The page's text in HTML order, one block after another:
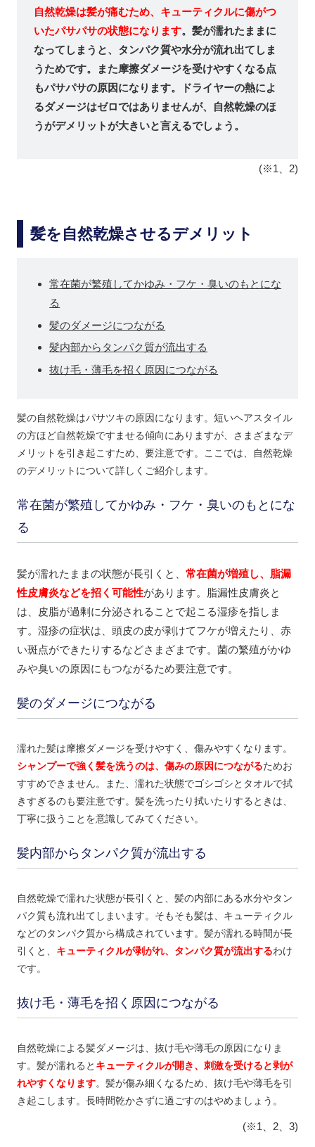
自然乾燥は髪が痛むため、キューティクルに傷がつ
いたパサパサの状態になります。髪が濡れたままに
なってしまうと、タンパク質や水分が流れ出てしま
うためです。また摩擦ダメージを受けやすくなる点
もパサパサの原因になります。ドライヤーの熱によ
るダメージはゼロではありませんが、自然乾燥のほ
うがデメリットが大きいと言えるでしょう。
(※1、2)
髪を自然乾燥させるデメリット
常在菌が繁殖してかゆみ・フケ・臭いのもとにな
る
髪のダメージにつながる
髪内部からタンパク質が流出する
抜け毛・薄毛を招く原因につながる
髪の自然乾燥はパサツキの原因になります。短いヘアスタイル
の方ほど自然乾燥ですませる傾向にありますが、さまざまなデ
メリットを引き起こすため、要注意です。ここでは、自然乾燥
のデメリットについて詳しくご紹介します。
常在菌が繁殖してかゆみ・フケ・臭いのもとにな
る
髪が濡れたままの状態が長引くと、 常在菌が増殖し、脂漏
性皮膚炎などを招く可能性があります。脂漏性皮膚炎と
は、皮脂が過剰に分泌されることで起こる湿疹を指しま
す。湿疹の症状は、頭皮の皮が剥けてフケが増えたり、赤
い斑点ができたりするなどさまざまです。菌の繁殖がかゆ
みや臭いの原因にもつながるため要注意です。
髪のダメージにつながる
濡れた髪は摩擦ダメージを受けやすく、傷みやすくなります。
シャンプーで強く髪を洗うのは、傷みの原因につながるためお
すすめできません。また、濡れた状態でゴシゴシとタオルで拭
きすぎるのも要注意です。髪を洗ったり拭いたりするときは、
丁寧に扱うことを意識してみてください。
髪内部からタンパク質が流出する
自然乾燥で濡れた状態が長引くと、髪の内部にある水分やタン
パク質も流れ出てしまいます。そもそも髪は、キューティクル
などのタンパク質から構成されています。髪が濡れる時間が長
引くと、 キューティクルが剥がれ、タンパク質が流出するわけ
です。
抜け毛・薄毛を招く原因につながる
自然乾燥による髪ダメージは、抜け毛や薄毛の原因になりま
す。髪が濡れると キューティクルが開き、刺激を受けると剥が
れやすくなります。髪が傷み細くなるため、抜け毛や薄毛を引
き起こします。長時間乾かさずに過ごすのはやめましょう。
(※1、2、3)